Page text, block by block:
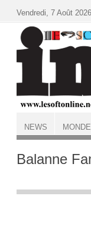
ACCUEIL
Balanne
Vendredi, 7 Août 2026
NEWS MONDE